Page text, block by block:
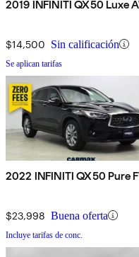
2019 INFINITI QX50 Luxe
$14,500 Sin calificación
Se aplican tarifas
2022 INFINITI QX50 Pure
$23,998 Buena oferta
Incluye tarifas de conc.